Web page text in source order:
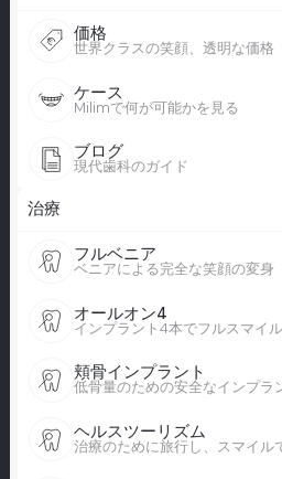
価格
世界クラスの笑顔、透明な価格
ケース
Milimで何が可能かを見る
ブログ
現代歯科のガイド
治療
フルベニア
ベニアによる完全な笑顔の変身
オールオン4
インプラント4本でフルスマイ
頬骨インプラント
低骨量のための安全なインプラ
ヘルスツーリズム
治療のために旅行し、スマイル